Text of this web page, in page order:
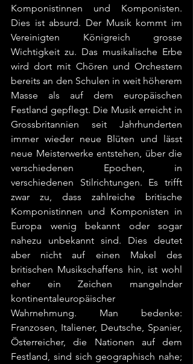
Komponistinnen und Komponisten.
Dies ist absurd. Der Musik kommt im
Vereinigten Königreich grosse
Wichtigkeit zu. Das musikalische Erbe
wird dort mit Chören und Orchestern
bereits an den Schulen in weit höherem
Masse als auf dem europäischen
Festland gepflegt. Die Musik erreicht in
Grossbritannien seit Jahrhunderten
immer wieder neue Blüten und lässt
neue Meisterwerke entstehen, über die
verschiedenen Epochen, in
verschiedenen Stilrichtungen. Es trifft
zwar zu, dass zahlreiche britische
Komponistinnen und Komponisten in
Europa wenig bekannt oder sogar
nahezu unbekannt sind. Dies deutet
aber nicht auf einen Makel des
britischen Musikschaffens hin, ist wohl
eher ein Zeichen mangelnder
kontinentaleuropäischer
Wahrnehmung. Man bedenke:
Franzosen, Italiener, Deutsche, Spanier,
Österreicher, die Nationen auf dem
Festland, sind sich geographisch nahe;